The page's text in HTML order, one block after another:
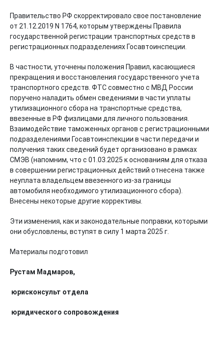
Правительство РФ скорректировало свое постановление
от 21.12.2019 N 1764, которым утверждены Правила
государственной регистрации транспортных средств в
регистрационных подразделениях Госавтоинспеции.
В частности, уточнены положения Правил, касающиеся
прекращения и восстановления государственного учета
транспортного средств. ФТС совместно с МВД России
поручено наладить обмен сведениями в части уплаты
утилизационного сбора на транспортные средства,
ввезенные в РФ физлицами для личного пользования.
Взаимодействие таможенных органов с регистрационными
подразделениями Госавтоинспекции в части передачи и
получения таких сведений будет организовано в рамках
СМЭВ (напомним, что с 01.03.2025 к основаниям для отказа
в совершении регистрационных действий отнесена также
неуплата владельцем ввезенного из-за границы
автомобиля необходимого утилизационного сбора).
Внесены некоторые другие коррективы.
Эти изменения, как и законодательные поправки, которыми
они обусловлены, вступят в силу 1 марта 2025 г.
Материалы подготовил
Рустам Мадмаров,
юрисконсульт отдела
юридического сопровождения